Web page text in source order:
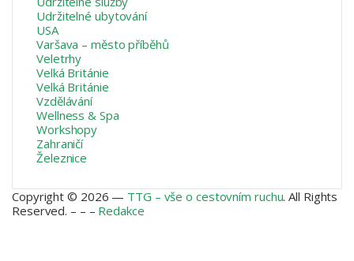
Udržitelné ubytování
USA
Varšava – město příběhů
Veletrhy
Velká Británie
Velká Británie
Vzdělávání
Wellness & Spa
Workshopy
Zahraničí
Železnice
Copyright © 2026 — TTG – vše o cestovním ruchu. All Rights
Reserved. – – – Redakce